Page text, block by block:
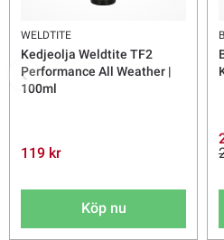
WELDTITE
Kedjeolja Weldtite TF2
Performance All Weather |
100ml
119 kr
Köp nu